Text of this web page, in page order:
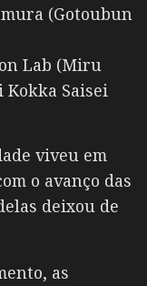
(Gotoubun
Lab (Miru
Saisei
viveu em
o avanço das
deixou de
as